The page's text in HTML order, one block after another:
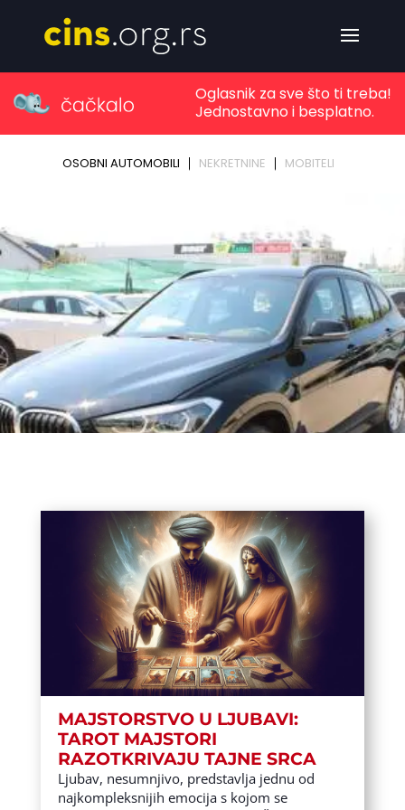
MAJSTORSTVO U LJUBAVI:
TAROT MAJSTORI
RAZOTKRIVAJU TAJNE SRCA
Ljubav, nesumnjivo, predstavlja jednu od
najkompleksnijih emocija s kojom se